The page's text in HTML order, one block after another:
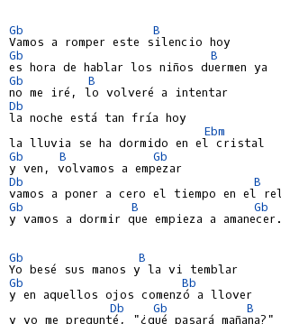
Gb
B
Gb
B
Gb
B
Db
la noche está tan fría hoy
Ebm
Gb
B
Gb
Db
B
Gb
B
Gb
y vamos a dormir que empieza a amanecer.
Gb
B
Gb
Bb
y en aquellos ojos comenzó a llover
Db
Gb
B